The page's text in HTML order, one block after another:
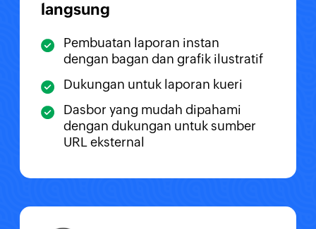
langsung
Pembuatan laporan instan
dengan bagan dan grafik ilustratif
Dukungan untuk laporan kueri
Dasbor yang mudah dipahami
dengan dukungan untuk sumber
URL eksternal